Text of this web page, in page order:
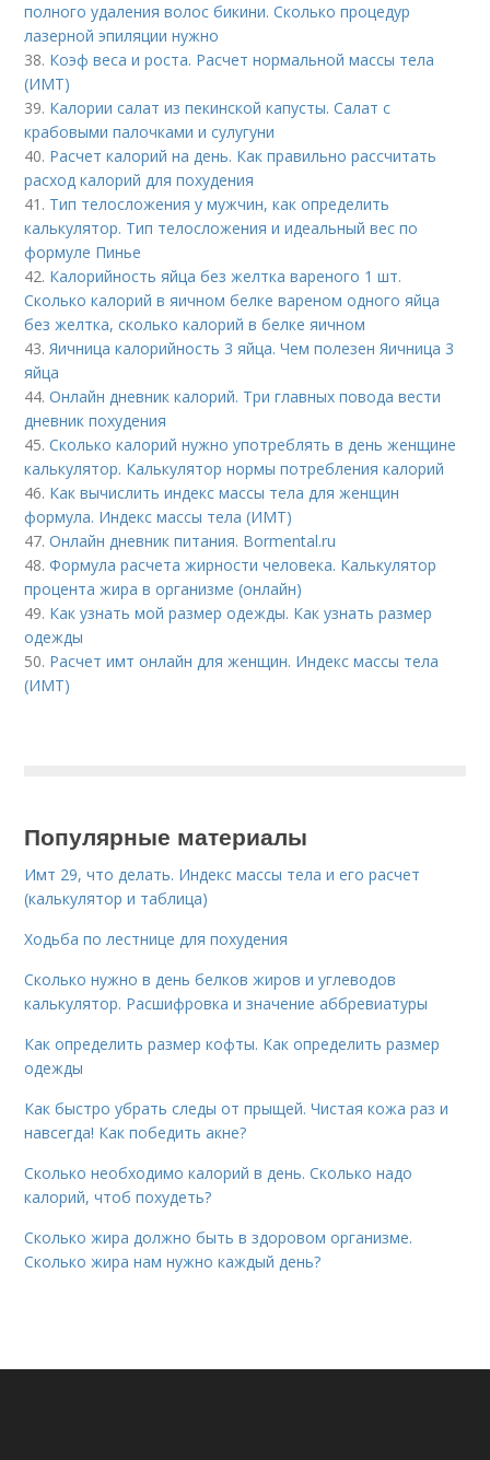
полного удаления волос бикини. Сколько процедур
лазерной эпиляции нужно
38. Коэф веса и роста. Расчет нормальной массы тела
(ИМТ)
39. Калории салат из пекинской капусты. Салат с
крабовыми палочками и сулугуни
40. Расчет калорий на день. Как правильно рассчитать
расход калорий для похудения
41. Тип телосложения у мужчин, как определить
калькулятор. Тип телосложения и идеальный вес по
формуле Пинье
42. Калорийность яйца без желтка вареного 1 шт.
Сколько калорий в яичном белке вареном одного яйца
без желтка, сколько калорий в белке яичном
43.Яичница калорийность 3 яйца. Чем полезен Яичница 3
яйца
44.Онлайн дневник калорий. Три главных повода вести
дневник похудения
45.Сколько калорий нужно употреблять в день женщине
калькулятор. Калькулятор нормы потребления калорий
46. Как вычислить индекс массы тела для женщин
формула. Индекс массы тела (ИМТ)
47.Онлайн дневник питания. Bormental.ru
48.Формула расчета жирности человека. Калькулятор
процента жира в организме (онлайн)
49. Как узнать мой размер одежды. Как узнать размер
одежды
50. Расчет имт онлайн для женщин. Индекс массы тела
(ИМТ)
Популярные материалы
Имт 29, что делать. Индекс массы тела и его расчет
(калькулятор и таблица)
Ходьба по лестнице для похудения
Сколько нужно в день белков жиров и углеводов
калькулятор. Расшифровка и значение аббревиатуры
Как определить размер кофты. Как определить размер
одежды
Как быстро убрать следы от прыщей. Чистая кожа раз и
навсегда! Как победить акне?
Сколько необходимо калорий в день. Сколько надо
калорий, чтоб похудеть?
Сколько жира должно быть в здоровом организме.
Сколько жира нам нужно каждый день?